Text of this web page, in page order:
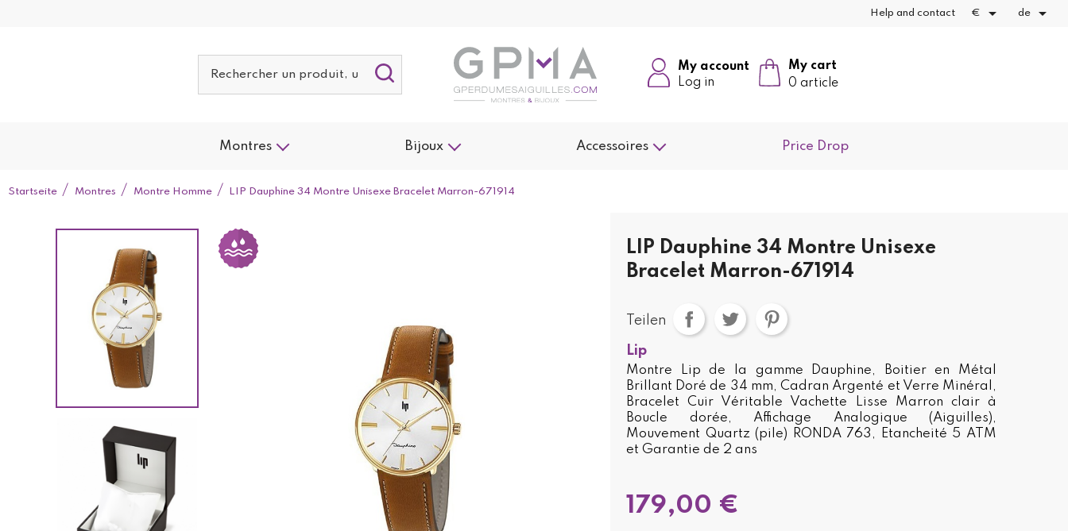
Help and contact €  de 
My cart
0 article
My account
Log in
Montres Bijoux Accessoires Price Drop
Startseite Montres Montre Homme LIP Dauphine 34 Montre Unisexe Bracelet Marron-671914
LIP Dauphine 34 Montre Unisexe
Bracelet Marron-671914
Teilen
Lip
Montre Lip de la gamme Dauphine, Boitier en Métal
Brillant Doré de 34 mm, Cadran Argenté et Verre Minéral,
Bracelet Cuir Véritable Vachette Lisse Marron clair à
Boucle dorée, Affichage Analogique (Aiguilles),
Mouvement Quartz (pile) RONDA 763, Etancheité 5 ATM
et Garantie de 2 ans
179,00 €